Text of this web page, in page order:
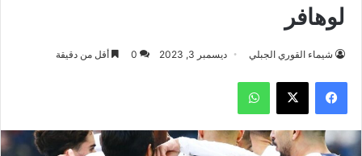
لوهافر
شيماء القوري الجبلي ديسمبر 3, 2023 0 أقل من دقيقة
فيسبوك ‫X واتساب